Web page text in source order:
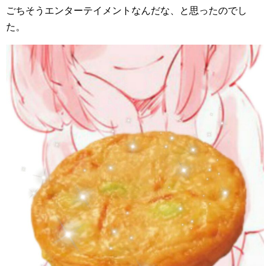
ごちそうエンターテイメントなんだな、と思ったのでし
た。